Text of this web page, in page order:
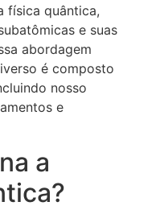
física quântica,
e suas
abordagem
é composto
nosso
e
a